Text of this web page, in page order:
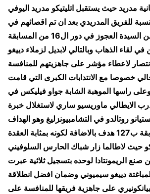
مدريد حيث يستقبل اتليتيكو مدريد اليوفي
للفريق المدريدي بعد ان تم اقصائهم في
النسخة الماضية من السيدة العجوز في دور ال16 من المسابقة
لقاء الذهاب وبالتالي لابديل لزملاء دييغو
لاعطاء مؤشر على جاهزيتهم للمنافسة
خصوصا مع الانتدابات الكبرى التي قامت
وعلى راسها الموهبة الشابة جواو فيليكس في
الايطالي ماوريسيو ساري لاستغلال خبرة
روتالدو في التشامبيونزليغ وهو الهداف
التاريخي للمسابقة ب127 هدف بالاضافة لكونه بمثابة العقدة
حيث لاطالما زار شباك الحارس السلوفيني
صنع الريمونتادا لوحده بتسجيل ثلاثية عبرت
لمباغتة دييغو سيميوني وضمان افضل انطلاقة
على جاهزية فريقها للمنافسة على